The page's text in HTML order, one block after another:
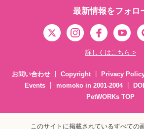
最新情報をフォロ
詳しくはこちら >
お問い合わせ Copyright Privacy
Events
momoko in 2001-2004
PetWORKs TOP
このサイトに掲載されているすべての